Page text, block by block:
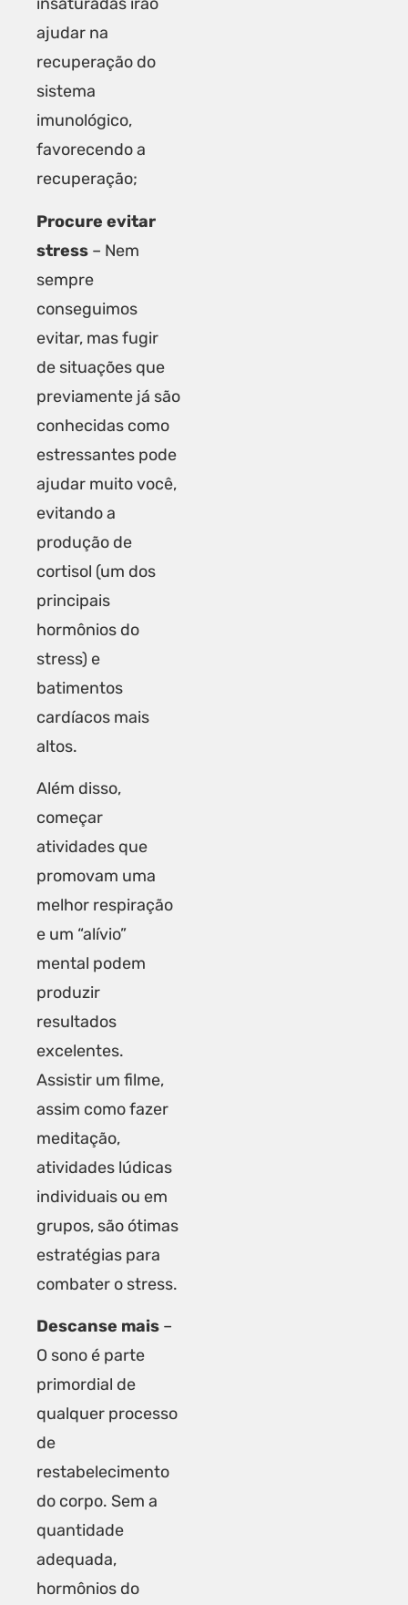
ajudar na
recuperação do
sistema
imunológico,
favorecendo a
recuperação;
Procure evitar
stress– Nem
sempre
conseguimos
evitar, mas fugir
de situações que
previamente já são
conhecidas como
estressantes pode
ajudar muito você,
evitando a
produção de
cortisol (um dos
principais
hormônios do
stress) e
batimentos
cardíacos mais
altos.
Além disso,
começar
atividades que
promovam uma
melhor respiração
e um “alívio”
mental podem
produzir
resultados
excelentes.
Assistir um filme,
assim como fazer
meditação,
atividades lúdicas
individuais ou em
grupos, são ótimas
estratégias para
combater o stress.
Descanse mais–
O sono é parte
primordial de
qualquer processo
de
restabelecimento
do corpo. Sem a
quantidade
adequada,
hormônios do